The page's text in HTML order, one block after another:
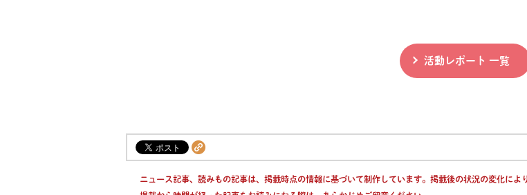
活動レポート 一覧
ニュース記事、読みもの記事は、掲載時点の情報に基づいて制作しています。掲載後の状況の変化によ